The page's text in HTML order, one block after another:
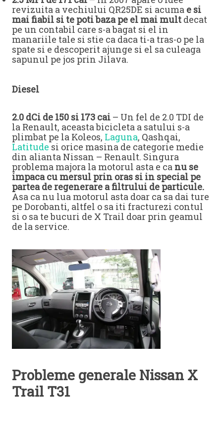
revizuita a vechiului QR25DE si acuma e si
mai fiabil si te poti baza pe el mai mult decat
pe un contabil care s-a bagat si el in
manariile tale si stie ca daca ti-a tras-o pe la
spate si e descoperit ajunge si el sa culeaga
sapunul pe jos prin Jilava.
Diesel
2.0 dCi de 150 si 173 cai – Un fel de 2.0 TDI de
la Renault, aceasta bicicleta a satului s-a
plimbat pe la Koleos, Laguna, Qashqai,
Latitude si orice masina de categorie medie
din alianta Nissan – Renault. Singura
problema majora la motorul asta e ca nu se
impaca cu mersul prin oras si in special pe
partea de regenerare a filtrului de particule.
Asa ca nu lua motorul asta doar ca sa dai ture
pe Dorobanti, altfel o sa iti fracturezi contul
si o sa te bucuri de X Trail doar prin geamul
de la service.
Probleme generale Nissan X
Trail T31